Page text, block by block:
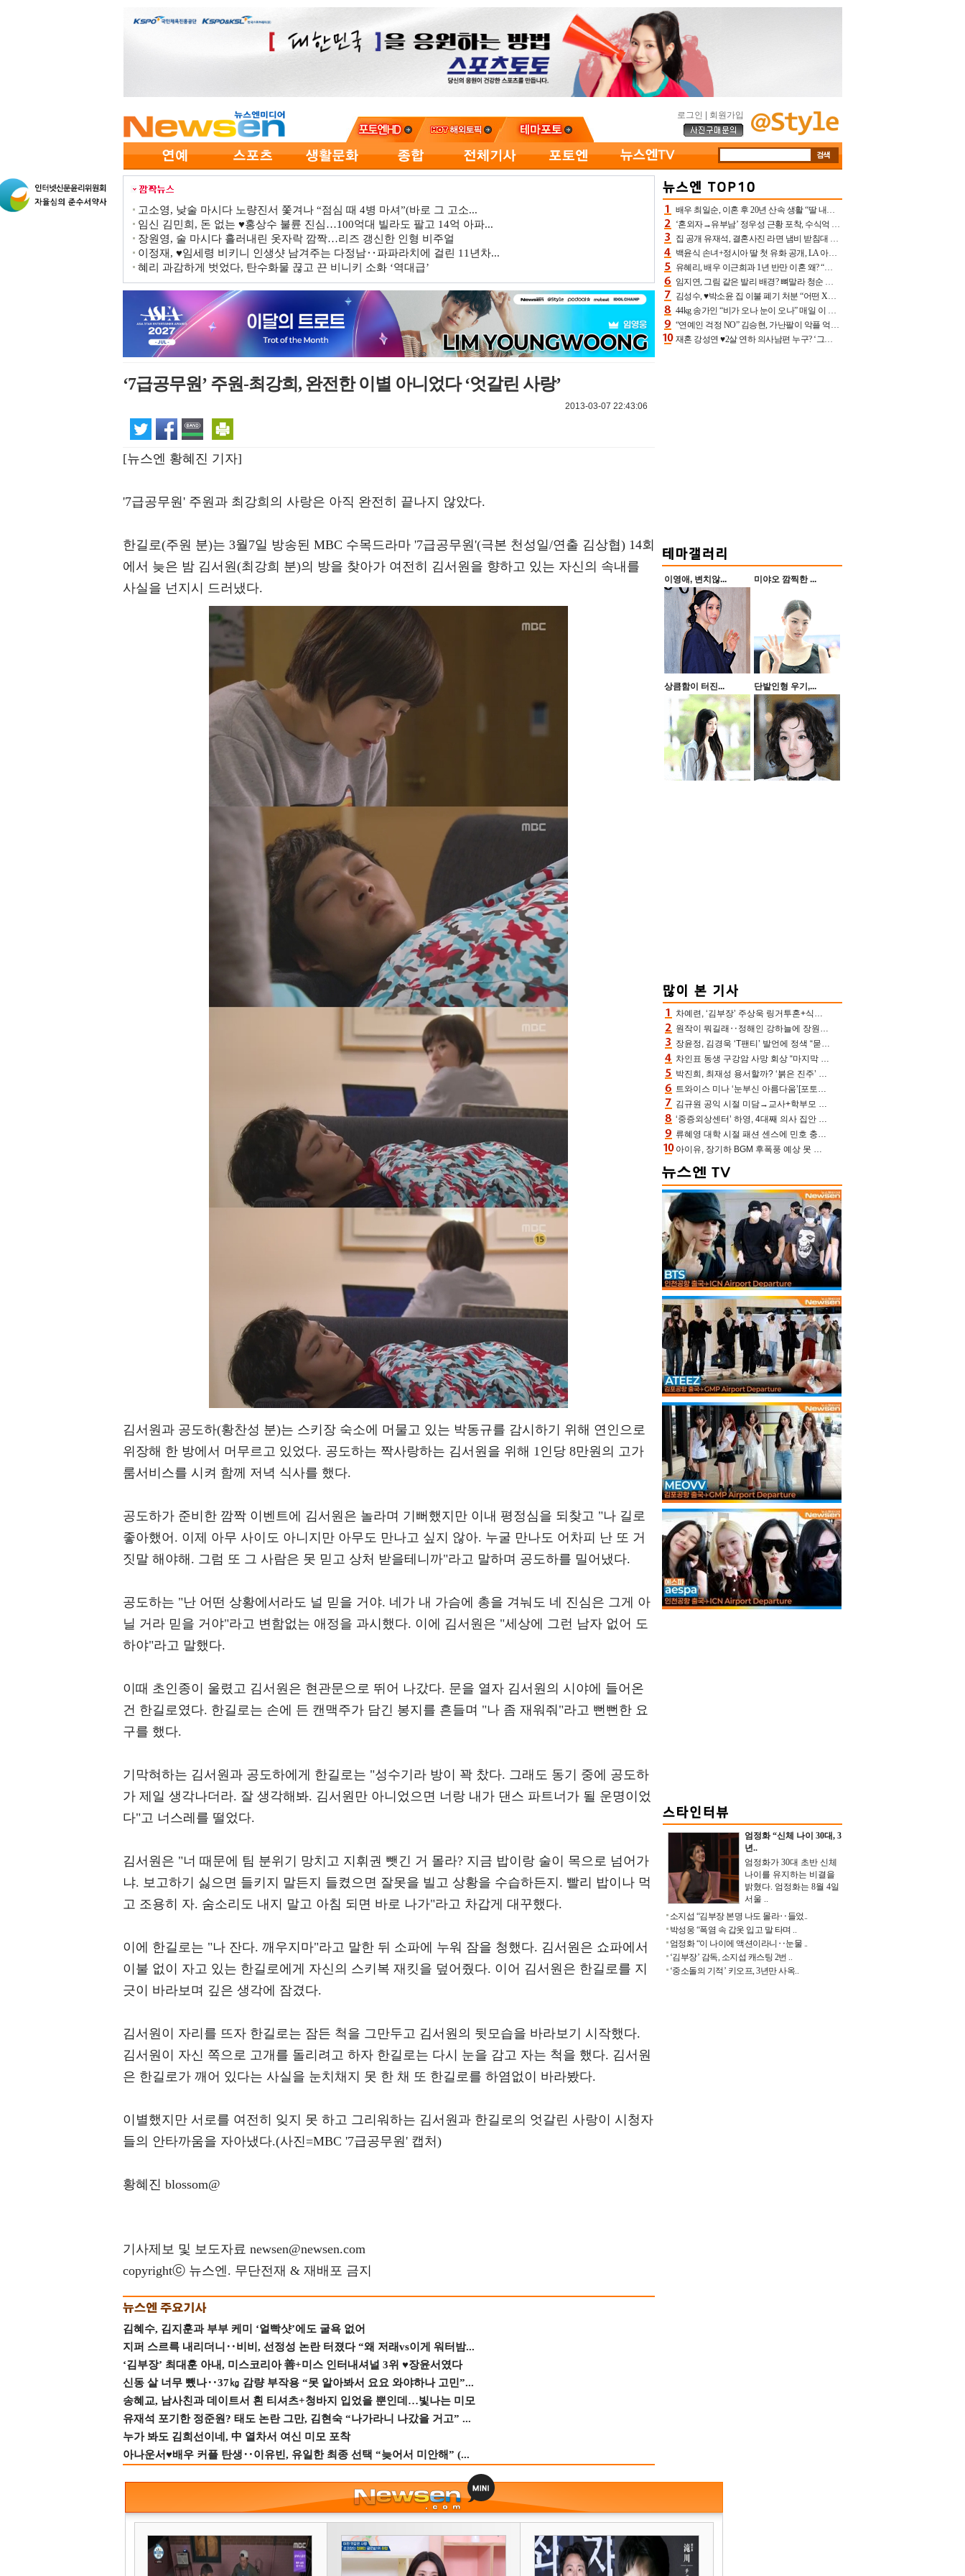
로그인 회원가입
고소영, 낮술 마시다 노량진서 쫓겨나 “점심 때 4병 마셔”(바로 그 고소...
임신 김민희, 돈 없는 ♥홍상수 불륜 진심…100억대 빌라도 팔고 14억 아파...
장원영, 술 마시다 흘러내린 옷자락 깜짝…리즈 갱신한 인형 비주얼
이정재, ♥임세령 비키니 인생샷 남겨주는 다정남‥파파라치에 걸린 11년차...
혜리 과감하게 벗었다, 탄수화물 끊고 끈 비니키 소화 ‘역대급’
‘7급공무원’ 주원-최강희, 완전한 이별 아니었다 ‘엇갈린 사랑’
2013-03-07 22:43:06
[뉴스엔 황혜진 기자]
'7급공무원' 주원과 최강희의 사랑은 아직 완전히 끝나지 않았다.
한길로(주원 분)는 3월7일 방송된 MBC 수목드라마 '7급공무원'(극본 천성일/연출 김상협) 14회
에서 늦은 밤 김서원(최강희 분)의 방을 찾아가 여전히 김서원을 향하고 있는 자신의 속내를
사실을 넌지시 드러냈다.
김서원과 공도하(황찬성 분)는 스키장 숙소에 머물고 있는 박동규를 감시하기 위해 연인으로
위장해 한 방에서 머무르고 있었다. 공도하는 짝사랑하는 김서원을 위해 1인당 8만원의 고가
룸서비스를 시켜 함께 저녁 식사를 했다.
공도하가 준비한 깜짝 이벤트에 김서원은 놀라며 기뻐했지만 이내 평정심을 되찾고 "나 길로
좋아했어. 이제 아무 사이도 아니지만 아무도 만나고 싶지 않아. 누굴 만나도 어차피 난 또 거
짓말 해야해. 그럼 또 그 사람은 못 믿고 상처 받을테니까"라고 말하며 공도하를 밀어냈다.
공도하는 "난 어떤 상황에서라도 널 믿을 거야. 네가 내 가슴에 총을 겨눠도 네 진심은 그게 아
닐 거라 믿을 거야"라고 변함없는 애정을 과시했다. 이에 김서원은 "세상에 그런 남자 없어 도
하야"라고 말했다.
이때 초인종이 울렸고 김서원은 현관문으로 뛰어 나갔다. 문을 열자 김서원의 시야에 들어온
건 한길로였다. 한길로는 손에 든 캔맥주가 담긴 봉지를 흔들며 "나 좀 재워줘"라고 뻔뻔한 요
구를 했다.
기막혀하는 김서원과 공도하에게 한길로는 "성수기라 방이 꽉 찼다. 그래도 동기 중에 공도하
가 제일 생각나더라. 잘 생각해봐. 김서원만 아니었으면 너랑 내가 댄스 파트너가 될 운명이었
다"고 너스레를 떨었다.
김서원은 "너 때문에 팀 분위기 망치고 지휘권 뺏긴 거 몰라? 지금 밥이랑 술이 목으로 넘어가
냐. 보고하기 싫으면 들키지 말든지 들켰으면 잘못을 빌고 상황을 수습하든지. 빨리 밥이나 먹
고 조용히 자. 숨소리도 내지 말고 아침 되면 바로 나가"라고 차갑게 대꾸했다.
이에 한길로는 "나 잔다. 깨우지마"라고 말한 뒤 소파에 누워 잠을 청했다. 김서원은 쇼파에서
이불 없이 자고 있는 한길로에게 자신의 스키복 재킷을 덮어줬다. 이어 김서원은 한길로를 지
긋이 바라보며 깊은 생각에 잠겼다.
김서원이 자리를 뜨자 한길로는 잠든 척을 그만두고 김서원의 뒷모습을 바라보기 시작했다.
김서원이 자신 쪽으로 고개를 돌리려고 하자 한길로는 다시 눈을 감고 자는 척을 했다. 김서원
은 한길로가 깨어 있다는 사실을 눈치채지 못 한 채 또 한길로를 하염없이 바라봤다.
이별했지만 서로를 여전히 잊지 못 하고 그리워하는 김서원과 한길로의 엇갈린 사랑이 시청자
들의 안타까움을 자아냈다.(사진=MBC '7급공무원' 캡처)
황혜진 blossom@
기사제보 및 보도자료 newsen@newsen.com
copyrightⓒ 뉴스엔. 무단전재 & 재배포 금지
김혜수, 김지훈과 부부 케미 ‘얼빡샷’에도 굴욕 없어
지퍼 스르륵 내리더니‥비비, 선정성 논란 터졌다 “왜 저래vs이게 워터밤...
‘김부장’ 최대훈 아내, 미스코리아 善+미스 인터내셔널 3위 ♥장윤서였다
신동 살 너무 뺐나‥37㎏ 감량 부작용 “못 알아봐서 요요 와야하나 고민”...
송혜교, 남사친과 데이트서 흰 티셔츠+청바지 입었을 뿐인데…빛나는 미모
유재석 포기한 정준원? 태도 논란 그만, 김현숙 “나가라니 나갔을 거고” ...
누가 봐도 김희선이네, 中 열차서 여신 미모 포착
아나운서♥배우 커플 탄생‥이유빈, 유일한 최종 선택 “늦어서 미안해” (...
배우 최일순, 이혼 후 20년 산속 생활 “딸 내가 버렸다고 원망‥맘 아파”(특종)[어제TV]
‘혼외자→유부남’ 정우성 근황 포착, 수식억 해킹 피해 후배 만났다 “존경하는”
집 공개 유재석, 결혼사진 라면 냄비 받침대 되고 분노‥가족사진도 피해(놀뭐)[어제TV]
백윤식 손녀+정시아 딸 첫 유화 공개, LA 아트쇼→서울국제조각페스타 작가다운 수준급 실력
유혜리, 배우 이근희과 1년 반만 이혼 왜? “식칼 꽂고 의자 던져” 충격 폭로(특종)[어제TV]
임지연, 그림 같은 발리 배경? 뼈말라 청순 비키니 핏에 상대 안 되네
김성수, ♥박소윤 집 이불 폐기 처분 “어떤 X이랑 썼을지 몰라” 질투(신랑수업2)[어제TV]
44kg 송가인 “비가 오나 눈이 오나” 매일 이 운동, 허벅지 근육량 상승+체지방 감소
“연예인 걱정 NO” 김승현, 가난팔이 악플 억울할만‥아내+딸과 日 여행
재혼 강성연 ♥2살 연하 의사남편 누구? ‘그알’ 자문의에 훈남 비주얼 초엘리트 스펙 [종합]
이영애, 변치않... 미야오 깜찍한 ...
상큼함이 터진... 단발인형 우기,...
차예련, ‘김부장’ 주상욱 링거투혼+식스팩 비화 “옷 벗는데 아저씨는 안 된다고”(차장금)
원작이 뭐길래‥정해인 강하늘에 장원영까지 참여한 이 영화
장윤정, 김경욱 ‘T팬티’ 발언에 정색 “묻지 않았는데, 그것도 성희롱”(장공장)
차인표 동생 구강암 사망 회상 “마지막 순간 동생 손 잡아준 신애라, 두고두고 고마워” (신애라이프)
박진희, 최재성 용서할까? ‘붉은 진주’ 오늘(7일) 결말 나온다
트와이스 미나 ‘눈부신 아름다움’[포토엔HD]
김규원 공익 시절 미담→교사+학부모 추가 미담 속출 “휠체어 탄 아이와 산책도”[종합]
‘중증외상센터’ 하영, 4대째 의사 집안 인증 “증조부, 고종 황제 진료”(옥문아)[어제TV]
류혜영 대학 시절 패션 센스에 민호 충격 “레몬색 레깅스에 다리 없는 줄”(나혼산)
아이유, 장기하 BGM 후폭풍 예상 못 했나‥삭제 오보→윤가이까지 엮여 시끌
엄정화 “신체 나이 30대, 3
년..
엄정화가 30대 초반 신체
나이를 유지하는 비결을
밝혔다. 엄정화는 8월 4일
서울 ..
소지섭 “김부장 본명 나도 몰라‥들었..
박성웅 “폭염 속 갑옷 입고 말 타며 ..
엄정화 “이 나이에 액션이라니‥눈물 ..
‘김부장’ 감독, 소지섭 캐스팅 2번 ..
‘중소돌의 기적’ 키오프, 3년만 사옥..